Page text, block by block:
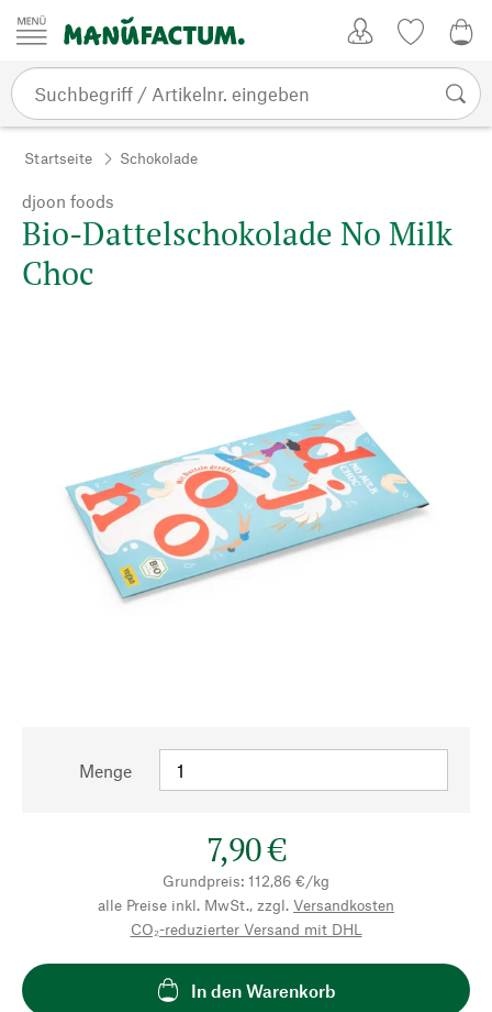
Zum Inhalt springen
Startseite Schokolade
djoon foods
Bio-Dattelschokolade No Milk
Choc
Menge
7,90 €
Grundpreis: 112,86 €/kg
alle Preise inkl. MwSt., zzgl. Versandkosten
CO₂-reduzierter Versand mit DHL
In den Warenkorb